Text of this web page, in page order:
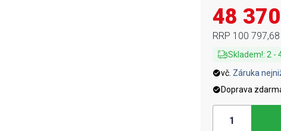
48
RRP 100
Skladem!: 2 -
vč. Záruka
Doprava